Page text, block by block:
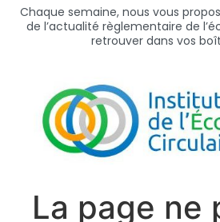
Chaque semaine, nous vous
de l’actualité règlementaire de
retrouver dans vos